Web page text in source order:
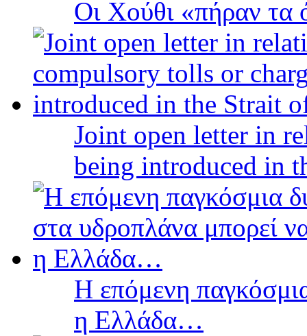
Οι Χούθι «πήραν τα
Joint open letter in
being introduced in
Η επόμενη
η Ελλάδα…